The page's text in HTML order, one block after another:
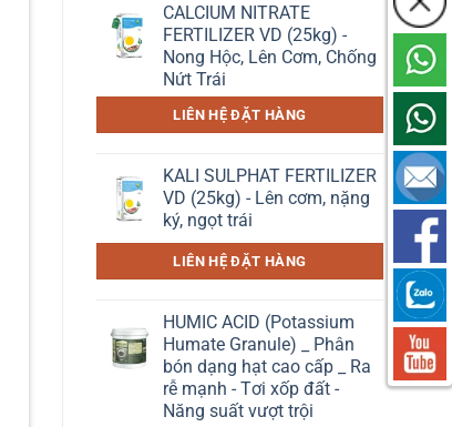
CALCIUM NITRATE
FERTILIZER VD (25kg) -
Nong Hộc, Lên Cơm, Chống
Nứt Trái
LIÊN HỆ ĐẶT HÀNG
KALI SULPHAT FERTILIZER
VD (25kg) - Lên cơm, nặng
ký, ngọt trái
LIÊN HỆ ĐẶT HÀNG
HUMIC ACID (Potassium
Humate Granule) _ Phân
bón dạng hạt cao cấp _ Ra
rễ mạnh - Tơi xốp đất -
Năng suất vượt trội